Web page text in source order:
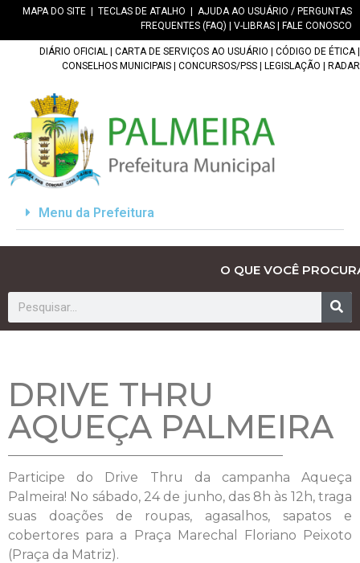
MAPA DO SITE TECLAS DE ATALHO
AJUDA AO USUÁRIO / PERGUNTAS
FREQUENTES (FAQ)
V-LIBRAS FALE CONOSCO
DIÁRIO OFICIAL CARTA DE SERVIÇOS AO USUÁRIO CÓDIGO DE ÉTICA|
CONSELHOS MUNICIPAIS
CONCURSOS/PSS LEGISLAÇÃO RADAR
Menu da Prefeitura
O QUE VOCÊ
DRIVE THRU
AQUEÇA PALMEIRA
Participe do Drive Thru da campanha Aqueça
Palmeira! No sábado, 24 de junho, das 8h às 12h, traga
suas doações de roupas, agasalhos, sapatos e
cobertores para a Praça Marechal Floriano Peixoto
(Praça da Matriz).